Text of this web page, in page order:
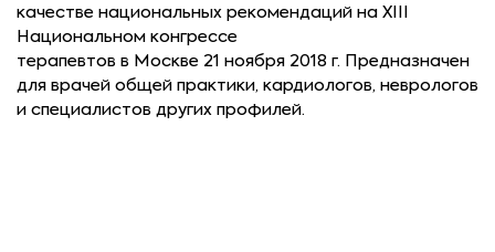
качестве национальных рекомендаций на XIII
Национальном конгрессе
терапевтов в Москве 21 ноября 2018 г. Предназначен
для врачей общей практики, кардиологов, неврологов
и специалистов других профилей.